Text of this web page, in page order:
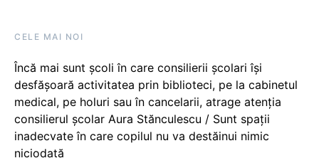
CELE MAI NOI
Încă mai sunt școli în care consilierii școlari își
desfășoară activitatea prin biblioteci, pe la cabinetul
medical, pe holuri sau în cancelarii, atrage atenția
consilierul școlar Aura Stănculescu / Sunt spații
inadecvate în care copilul nu va destăinui nimic
niciodată